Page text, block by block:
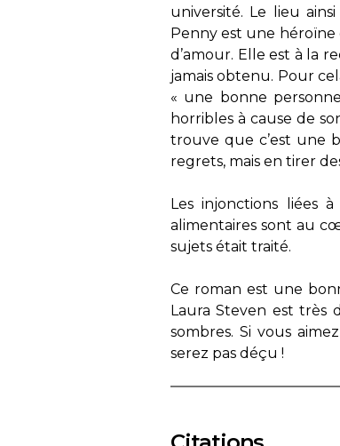
université. Le lieu
Penny est une
d’amour. Elle est à la
jamais obtenu. Pour
« une bonne
horribles à cause de
trouve que c’est une
regrets, mais en tirer
Les injonctions liées
alimentaires sont au
sujets était traité.
Ce roman est une
Laura Steven est très
sombres. Si vous
serez pas déçu !